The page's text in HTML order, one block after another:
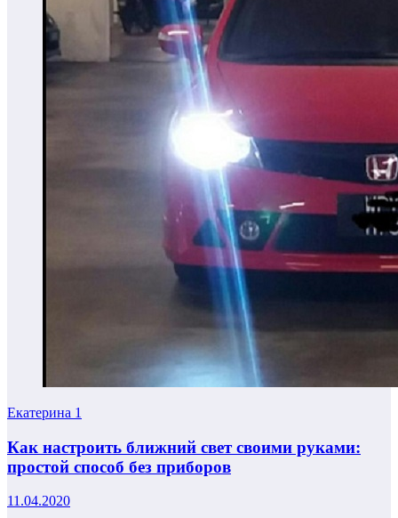
Екатерина 1
Как настроить ближний свет своими руками:
простой способ без приборов
11.04.2020